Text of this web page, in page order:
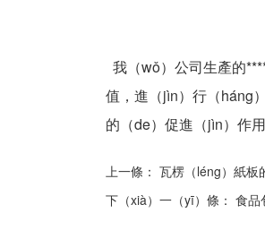
我（wǒ）公司生產的
值，進（jìn）行（háng
的（de）促進（jìn）作
上一條： 瓦楞（léng）紙板
下（xià）一（yī）條： 食品